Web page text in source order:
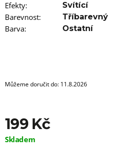
Efekty: Svítící
Barevnost: Tříbarevný
Barva: Ostatní
Můžeme doručit do: 11.8.2026
199 Kč
Měrná
Skladem